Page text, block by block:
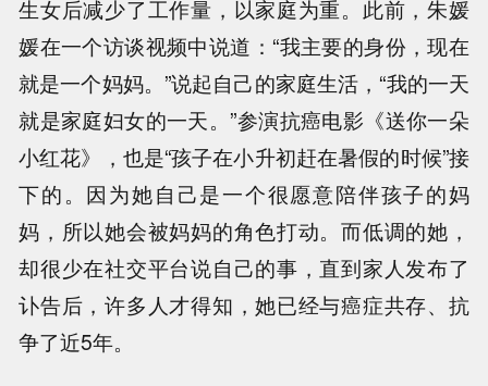
生女后减少了工作量，以家庭为重。此前，朱媛
媛在一个访谈视频中说道：“我主要的身份，现在
就是一个妈妈。”说起自己的家庭生活，“我的一天
就是家庭妇女的一天。”参演抗癌电影《送你一朵
小红花》，也是“孩子在小升初赶在暑假的时候”接
下的。因为她自己是一个很愿意陪伴孩子的妈
妈，所以她会被妈妈的角色打动。而低调的她，
却很少在社交平台说自己的事，直到家人发布了
讣告后，许多人才得知，她已经与癌症共存、抗
争了近5年。